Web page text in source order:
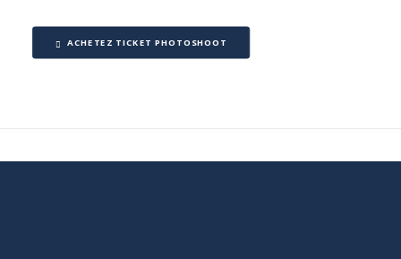
ACHETEZ TICKET PHOTOSHOOT